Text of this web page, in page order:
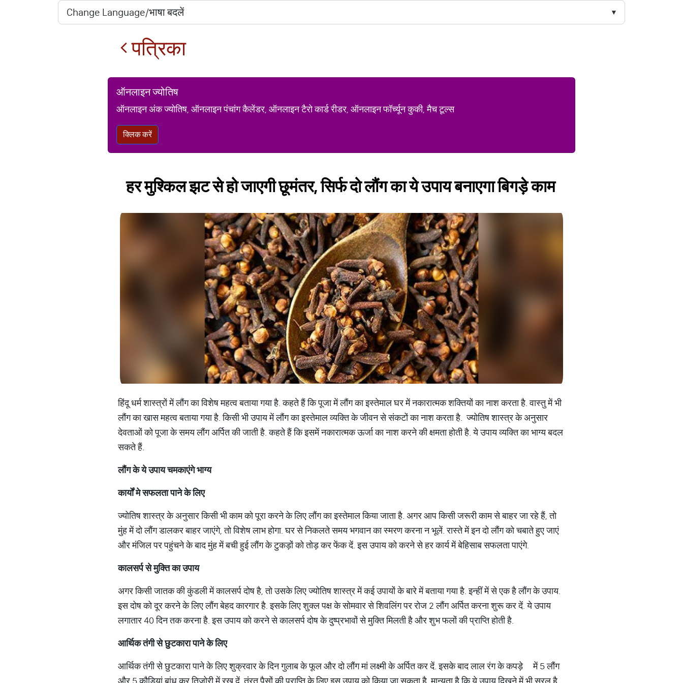
पत्रिका
ऑनलाइन ज्योतिष
ऑनलाइन अंक ज्योतिष, ऑनलाइन पंचांग कैलेंडर, ऑनलाइन टैरो कार्ड रीडर, ऑनलाइन फॉर्च्यून कुकी, मैच टूल्स
क्लिक करें
हर मुश्किल झट से हो जाएगी छूमंतर, सिर्फ दो लौंग का ये उपाय बनाएगा बिगड़े काम
हिंदू धर्म शास्त्रों में लौंग का विशेष महत्व बताया गया है. कहते हैं कि पूजा में लौंग का इस्तेमाल घर में नकारात्मक शक्तियों का नाश करता है. वास्तु में भी
लौंग का खास महत्व बताया गया है. किसी भी उपाय में लौंग का इस्तेमाल व्यक्ति के जीवन से संकटों का नाश करता है. ज्योतिष शास्त्र के अनुसार
देवताओं को पूजा के समय लौंग अर्पित की जाती है. कहते हैं कि इसमें नकारात्मक ऊर्जा का नाश करने की क्षमता होती है. ये उपाय व्यक्ति का भाग्य बदल
सकते हैं.
लौंगकेयेउपायचमकाएंगेभाग्य
कार्योंमेसफलतापानेकेलिए
ज्योतिष शास्त्र के अनुसार किसी भी काम को पूरा करने के लिए लौंग का इस्तेमाल किया जाता है. अगर आप किसी जरूरी काम से बाहर जा रहे हैं, तो
मुंह में दो लौंग डालकर बाहर जाएंगे, तो विशेष लाभ होगा. घर से निकलते समय भगवान का स्मरण करना न भूलें. रास्ते में इन दो लौंग को चबाते हुए जाएं
और मंजिल पर पहुंचने के बाद मुंह में बची हुई लौंग के टुकड़ों को तोड़ कर फेंक दें. इस उपाय को करने से हर कार्य में बेहिसाब सफलता पाएंगे.
कालसर्पसेमुक्तिकाउपाय
अगर किसी जातक की कुंडली में कालसर्प दोष है, तो उसके लिए ज्योतिष शास्त्र में कई उपायों के बारे में बताया गया है. इन्हीं में से एक है लौंग के उपाय.
इस दोष को दूर करने के लिए लौंग बेहद कारगार है. इसके लिए शुक्ल पक्ष के सोमवार से शिवलिंग पर रोज 2 लौंग अर्पित करना शुरू कर दें. ये उपाय
लगातार 40 दिन तक करना है. इस उपाय को करने से कालसर्प दोष के दुष्प्रभावों से मुक्ति मिलती है और शुभ फलों की प्राप्ति होती है.
आर्थिकतंगीसेछुटकारापानेकेलिए
आर्थिक तंगी से छुटकारा पाने के लिए शुक्रवार के दिन गुलाब के फूल और दो लौंग मां लक्ष्मी के अर्पित कर दें. इसके बाद लाल रंग के कपड़े में 5 लौंग